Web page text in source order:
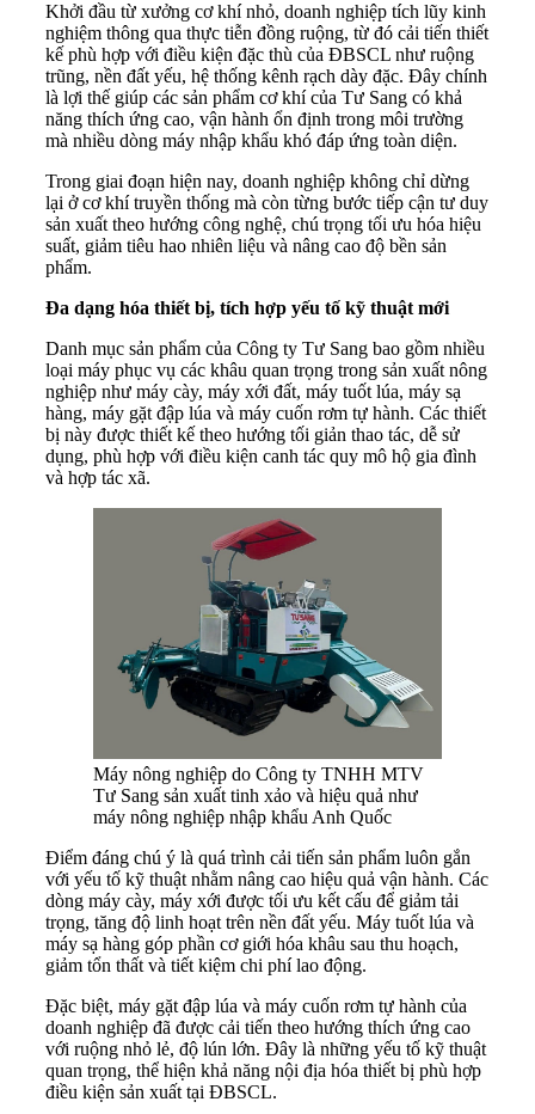
Khởi đầu từ xưởng cơ khí nhỏ, doanh nghiệp tích lũy kinh
nghiệm thông qua thực tiễn đồng ruộng, từ đó cải tiến thiết
kế phù hợp với điều kiện đặc thù của ĐBSCL như ruộng
trũng, nền đất yếu, hệ thống kênh rạch dày đặc. Đây chính
là lợi thế giúp các sản phẩm cơ khí của Tư Sang có khả
năng thích ứng cao, vận hành ổn định trong môi trường
mà nhiều dòng máy nhập khẩu khó đáp ứng toàn diện.
Trong giai đoạn hiện nay, doanh nghiệp không chỉ dừng
lại ở cơ khí truyền thống mà còn từng bước tiếp cận tư duy
sản xuất theo hướng công nghệ, chú trọng tối ưu hóa hiệu
suất, giảm tiêu hao nhiên liệu và nâng cao độ bền sản
phẩm.
Đa dạng hóa thiết bị, tích hợp yếu tố kỹ thuật mới
Danh mục sản phẩm của Công ty Tư Sang bao gồm nhiều
loại máy phục vụ các khâu quan trọng trong sản xuất nông
nghiệp như máy cày, máy xới đất, máy tuốt lúa, máy sạ
hàng, máy gặt đập lúa và máy cuốn rơm tự hành. Các thiết
bị này được thiết kế theo hướng tối giản thao tác, dễ sử
dụng, phù hợp với điều kiện canh tác quy mô hộ gia đình
và hợp tác xã.
Máy nông nghiệp do Công ty TNHH MTV
Tư Sang sản xuất tinh xảo và hiệu quả như
máy nông nghiệp nhập khẩu Anh Quốc
Điểm đáng chú ý là quá trình cải tiến sản phẩm luôn gắn
với yếu tố kỹ thuật nhằm nâng cao hiệu quả vận hành. Các
dòng máy cày, máy xới được tối ưu kết cấu để giảm tải
trọng, tăng độ linh hoạt trên nền đất yếu. Máy tuốt lúa và
máy sạ hàng góp phần cơ giới hóa khâu sau thu hoạch,
giảm tổn thất và tiết kiệm chi phí lao động.
Đặc biệt, máy gặt đập lúa và máy cuốn rơm tự hành của
doanh nghiệp đã được cải tiến theo hướng thích ứng cao
với ruộng nhỏ lẻ, độ lún lớn. Đây là những yếu tố kỹ thuật
quan trọng, thể hiện khả năng nội địa hóa thiết bị phù hợp
điều kiện sản xuất tại ĐBSCL.